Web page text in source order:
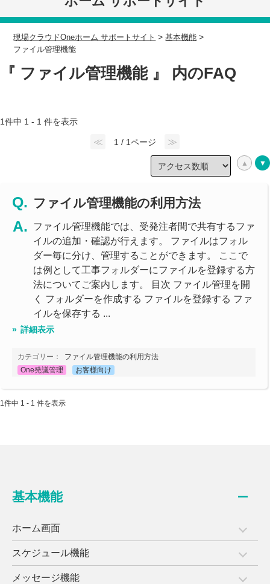
現場クラウドOneホーム サポートサイト >基本機能 >
ファイル管理機能
『 ファイル管理機能 』 内のFAQ
1件中 1 - 1 件を表示
≪ 1 / 1ページ ≫
ファイル管理機能の利用方法
ファイル管理機能では、受発注者間で共有するファ
イルの追加・確認が行えます。 ファイルはフォル
ダー毎に分け、管理することができます。 ここで
は例として工事フォルダーにファイルを登録する方
法についてご案内します。 目次 ファイル管理を開
く フォルダーを作成する ファイルを登録する ファ
イルを保存する ...
詳細表示
カテゴリー：
ファイル管理機能の利用方法
One発議管理
お客様向け
1件中 1 - 1 件を表示
基本機能
ホーム画面
スケジュール機能
メッセージ機能